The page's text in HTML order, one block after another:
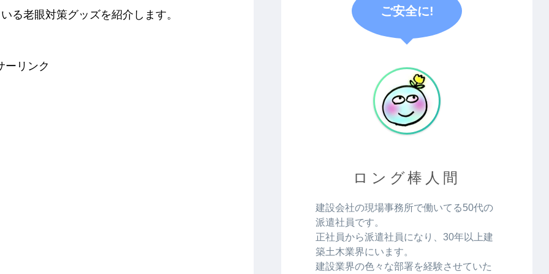
る老眼対策グッズを紹介します。
ーリンク
ご安全に!
ロング棒人間
建設会社の現場事務所で働いてる50代の
派遣社員です。
正社員から派遣社員になり、30年以上建
築土木業界にいます。
建設業界の色々な部署を経験させていた